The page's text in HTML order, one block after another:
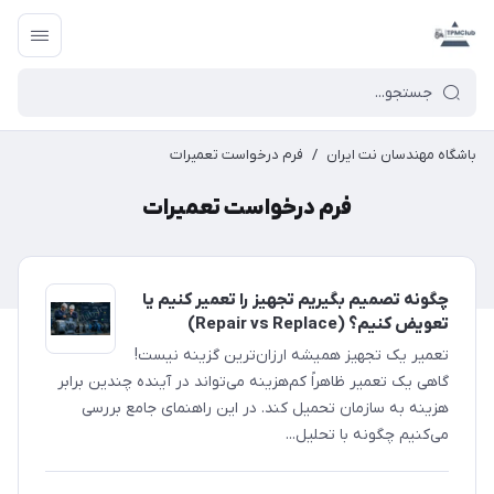
باشگاه مهندسان نت ایران / فرم درخواست تعمیرات
فرم درخواست تعمیرات
چگونه تصمیم بگیریم تجهیز را تعمیر کنیم یا
تعویض کنیم؟ (Repair vs Replace)
تعمیر یک تجهیز همیشه ارزان‌ترین گزینه نیست!
گاهی یک تعمیر ظاهراً کم‌هزینه می‌تواند در آینده چندین برابر
هزینه به سازمان تحمیل کند. در این راهنمای جامع بررسی
می‌کنیم چگونه با تحلیل...